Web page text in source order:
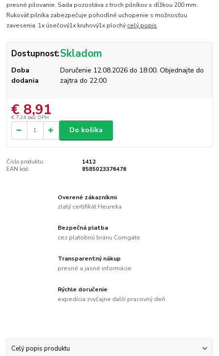
presné pilovanie. Sada pozostáva z troch pilníkov s dĺžkou 200 mm.
Rukoväť pilníka zabezpečuje pohodlné uchopenie s možnosťou
zavesenia. 1x úsečový1x kruhový1x plochý celý popis
Dostupnosť:Skladom
Doba
dodania
Doručenie 12.08.2026 do 18:00. Objednajte do
zajtra do 22:00
€ 8,91
€ 7,24 bez DPH
Do košíka
Číslo produktu:
1412
EAN kód:
8585023376476
Overené zákazníkmi
zlatý certifikát Heureka
Bezpečná platba
cez platobnú bránu Comgate
Transparentný nákup
presné a jasné informácie
Rýchle doručenie
expedícia zvyčajne ďalší pracovný deň
Celý popis produktu